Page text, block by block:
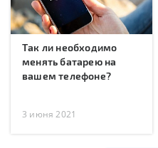
Так ли необходимо
менять батарею на
вашем телефоне?
3 июня 2021